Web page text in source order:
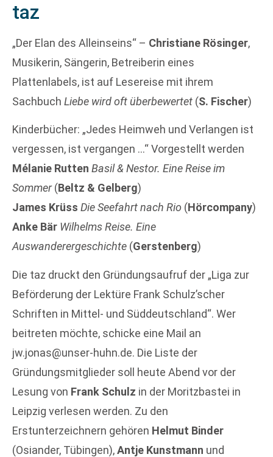
taz
„Der Elan des Alleinseins“ – Christiane Rösinger,
Musikerin, Sängerin, Betreiberin eines
Plattenlabels, ist auf Lesereise mit ihrem
Sachbuch Liebe wird oft überbewertet (S. Fischer)
Kinderbücher: „Jedes Heimweh und Verlangen ist
vergessen, ist vergangen …“ Vorgestellt werden
Mélanie Rutten Basil & Nestor. Eine Reise im
Sommer(Beltz & Gelberg)
James Krüss Die Seefahrt nach Rio (Hörcompany)
Anke Bär Wilhelms Reise. Eine
Auswanderergeschichte (Gerstenberg)
Die taz druckt den Gründungsaufruf der „Liga zur
Beförderung der Lektüre Frank Schulz’scher
Schriften in Mittel- und Süddeutschland“. Wer
beitreten möchte, schicke eine Mail an
jw.jonas@unser-huhn.de. Die Liste der
Gründungsmitglieder soll heute Abend vor der
Lesung von Frank Schulz in der Moritzbastei in
Leipzig verlesen werden. Zu den
Erstunterzeichnern gehören Helmut Binder
(Osiander, Tübingen),Antje Kunstmann und